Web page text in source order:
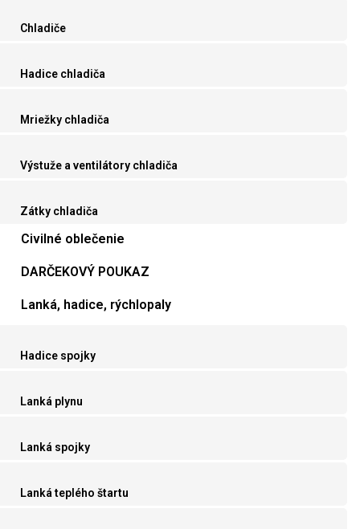
Chladiče
Hadice chladiča
Mriežky chladiča
Výstuže a ventilátory chladiča
Zátky chladiča
Civilné oblečenie
DARČEKOVÝ POUKAZ
Lanká, hadice, rýchlopaly
Hadice spojky
Lanká plynu
Lanká spojky
Lanká teplého štartu